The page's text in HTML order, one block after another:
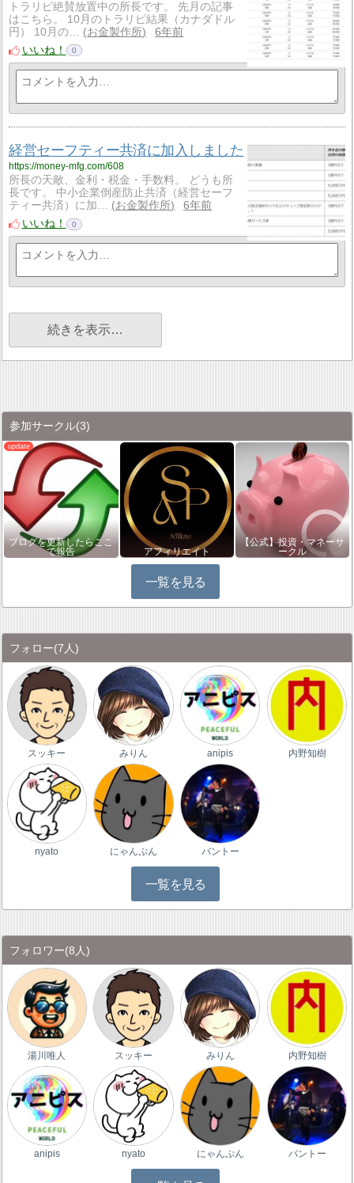
トラリピ絶賛放置中の所長です。 先月の記事
はこちら。 10月のトラリピ結果（カナダドル
円） 10月の…
お金製作所
6年前
いいね！
0
経営セーフティー共済に加入しました
https://money-mfg.com/608
所長の天敵、金利・税金・手数料。 どうも所
長です。 中小企業倒産防止共済（経営セーフ
ティー共済）に加…
お金製作所
6年前
いいね！
0
続きを表示…
参加サークル(3)
ブログを更新したらここ
で報告
アフィリエイト
【公式】投資・マネーサ
ークル
一覧を見る
フォロー(7人)
スッキー みりん anipis 内野知樹
nyato にゃんぷん バントー
一覧を見る
フォロワー(8人)
湯川唯人 スッキー みりん 内野知樹
anipis nyato にゃんぷん バントー